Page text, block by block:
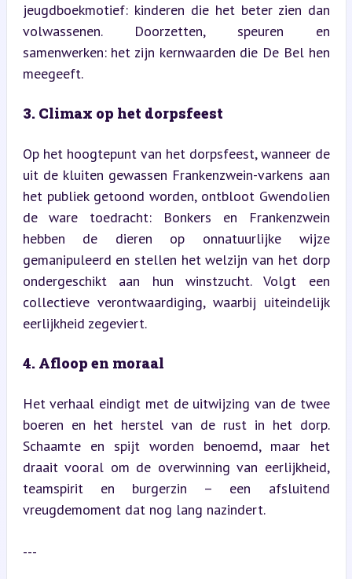
jeugdboekmotief: kinderen die het beter zien dan
volwassenen. Doorzetten, speuren en
samenwerken: het zijn kernwaarden die De Bel hen
meegeeft.
3. Climax op het dorpsfeest
Op het hoogtepunt van het dorpsfeest, wanneer de
uit de kluiten gewassen Frankenzwein-varkens aan
het publiek getoond worden, ontbloot Gwendolien
de ware toedracht: Bonkers en Frankenzwein
hebben de dieren op onnatuurlijke wijze
gemanipuleerd en stellen het welzijn van het dorp
ondergeschikt aan hun winstzucht. Volgt een
collectieve verontwaardiging, waarbij uiteindelijk
eerlijkheid zegeviert.
4. Afloop en moraal
Het verhaal eindigt met de uitwijzing van de twee
boeren en het herstel van de rust in het dorp.
Schaamte en spijt worden benoemd, maar het
draait vooral om de overwinning van eerlijkheid,
teamspirit en burgerzin – een afsluitend
vreugdemoment dat nog lang nazindert.
---